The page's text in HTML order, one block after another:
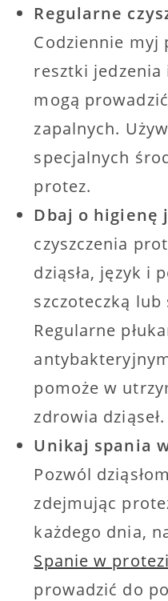
Regularne
Codziennie myj
resztki
mogą
zapalnych.
specjalnych
protez.
Dbaj o higienę
czyszczenia
dziąsła, język i
szczoteczką lub
Regularne
pomoże w
zdrowia dziąseł.
Unikaj spania
Pozwól
zdejmując
każdego dnia,
Spanie w
prowadzić do